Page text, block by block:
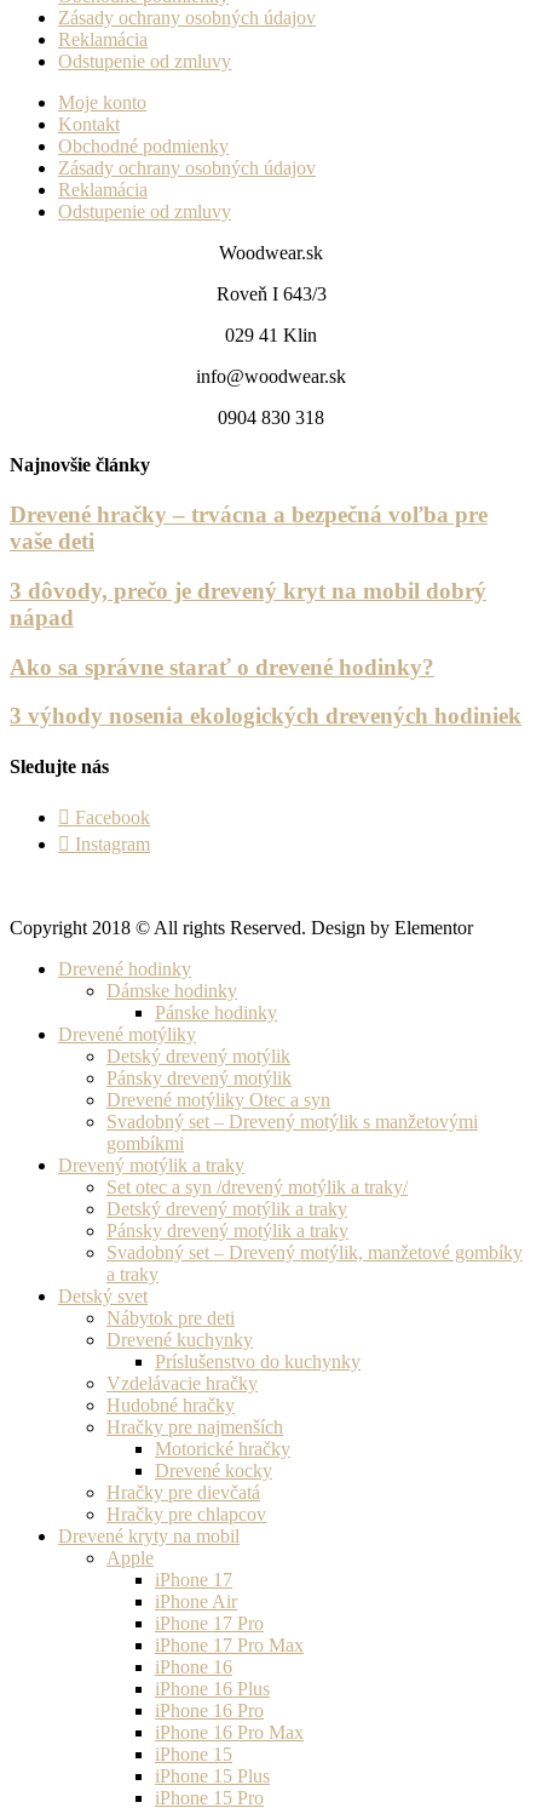
Zásady ochrany osobných údajov
Reklamácia
Odstupenie od zmluvy
Moje konto
Kontakt
Obchodné podmienky
Zásady ochrany osobných údajov
Reklamácia
Odstupenie od zmluvy
Woodwear.sk
Roveň I 643/3
029 41 Klin
info@woodwear.sk
0904 830 318
Najnovšie články
Drevené hračky – trvácna a bezpečná voľba pre
vaše deti
3 dôvody, prečo je drevený kryt na mobil dobrý
nápad
Ako sa správne starať o drevené hodinky?
3 výhody nosenia ekologických drevených hodiniek
Sledujte nás
Facebook
Instagram
Copyright 2018 © All rights Reserved. Design by Elementor
Drevené hodinky
Dámske hodinky
Pánske hodinky
Drevené motýliky
Detský drevený motýlik
Pánsky drevený motýlik
Drevené motýliky Otec a syn
Svadobný set – Drevený motýlik s manžetovými
gombíkmi
Drevený motýlik a traky
Set otec a syn /drevený motýlik a traky/
Detský drevený motýlik a traky
Pánsky drevený motýlik a traky
Svadobný set – Drevený motýlik, manžetové gombíky
a traky
Detský svet
Nábytok pre deti
Drevené kuchynky
Príslušenstvo do kuchynky
Vzdelávacie hračky
Hudobné hračky
Hračky pre najmenších
Motorické hračky
Drevené kocky
Hračky pre dievčatá
Hračky pre chlapcov
Drevené kryty na mobil
Apple
iPhone 17
iPhone Air
iPhone 17 Pro
iPhone 17 Pro Max
iPhone 16
iPhone 16 Plus
iPhone 16 Pro
iPhone 16 Pro Max
iPhone 15
iPhone 15 Plus
iPhone 15 Pro